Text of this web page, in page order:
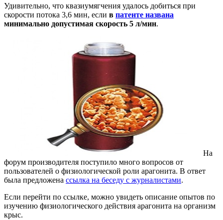
Удивительно, что квазиумягчения удалось добиться при
скорости потока 3,6 мин, если в патенте названа
минимально допустимая скорость 5 л/мин.
На
форум производителя поступило много вопросов от
пользователей о физиологической роли арагонита. В ответ
была предложена ссылка на беседу с журналистами.
Если перейти по ссылке, можно увидеть описание опытов по
изучению физиологического действия арагонита на организм
крыс.